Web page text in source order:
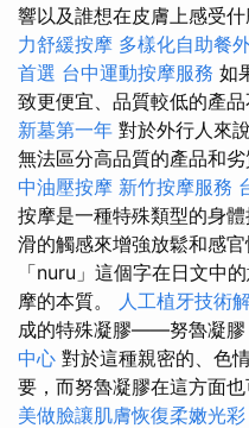
響以及誰想在皮膚上感受
力舒緩按摩 多樣化自助餐
首選 台中運動按摩服務 如
致更便宜、品質較低的產品
新墓第一年 對於外行人來
無法區分高品質的產品和
中油壓按摩 新竹按摩服務
按摩是一種特殊類型的身
滑的觸感來增強放鬆和感官
「nuru」這個字在日文中
摩的本質。 人工植牙技術
成的特殊凝膠——努魯凝膠
中心 對於這種親密的、色
要，而努魯凝膠在這方面
美做臉讓肌膚恢復柔嫩光彩